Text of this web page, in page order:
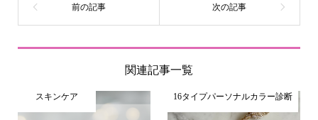
関連記事一覧
スキンケア 16タイプパーソナルカラー診断